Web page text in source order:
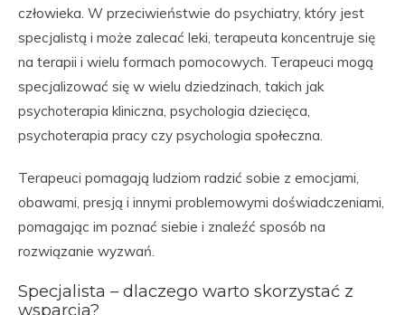
człowieka. W przeciwieństwie do psychiatry, który jest
specjalistą i może zalecać leki, terapeuta koncentruje się
na terapii i wielu formach pomocowych. Terapeuci mogą
specjalizować się w wielu dziedzinach, takich jak
psychoterapia kliniczna, psychologia dziecięca,
psychoterapia pracy czy psychologia społeczna.
Terapeuci pomagają ludziom radzić sobie z emocjami,
obawami, presją i innymi problemowymi doświadczeniami,
pomagając im poznać siebie i znaleźć sposób na
rozwiązanie wyzwań.
Specjalista – dlaczego warto skorzystać z
wsparcia?